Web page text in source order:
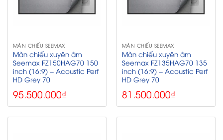
MÀN CHIẾU SEEMAX
Màn chiếu xuyên âm
Seemax FZ150HAG70 150
inch (16:9) – Acoustic Perf
HD Grey 70
95.500.000₫
MÀN CHIẾU SEEMAX
Màn chiếu xuyên âm
Seemax FZ135HAG70 135
inch (16:9) – Acoustic Perf
HD Grey 70
81.500.000₫